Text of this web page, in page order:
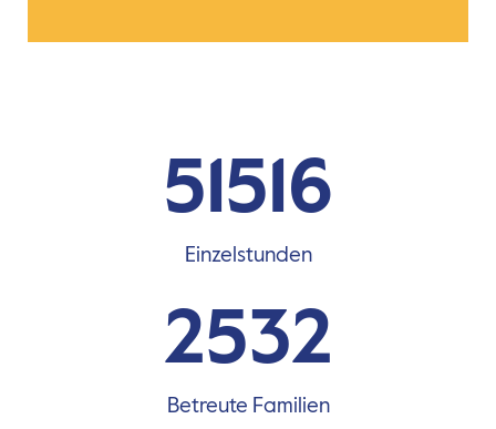
Einzelstunden
51516
Betreute Familien
2532